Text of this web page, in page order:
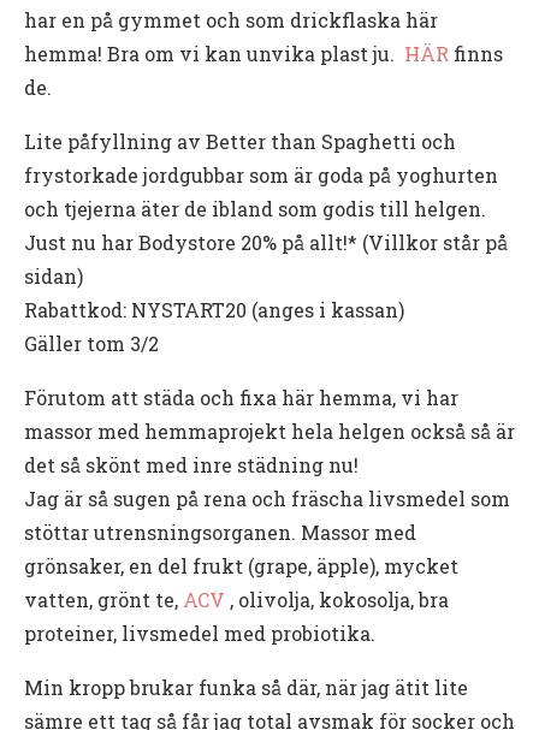
har en på gymmet och som drickflaska här
hemma! Bra om vi kan unvika plast ju. HÄR finns
de.
Lite påfyllning av Better than Spaghetti och
frystorkade jordgubbar som är goda på yoghurten
och tjejerna äter de ibland som godis till helgen.
Just nu har Bodystore 20% på allt!* (Villkor står på
sidan)
Rabattkod: NYSTART20 (anges i kassan)
Gäller tom 3/2
Förutom att städa och fixa här hemma, vi har
massor med hemmaprojekt hela helgen också så är
det så skönt med inre städning nu!
Jag är så sugen på rena och fräscha livsmedel som
stöttar utrensningsorganen. Massor med
grönsaker, en del frukt (grape, äpple), mycket
vatten, grönt te, ACV , olivolja, kokosolja, bra
proteiner, livsmedel med probiotika.
Min kropp brukar funka så där, när jag ätit lite
sämre ett tag så får jag total avsmak för socker och